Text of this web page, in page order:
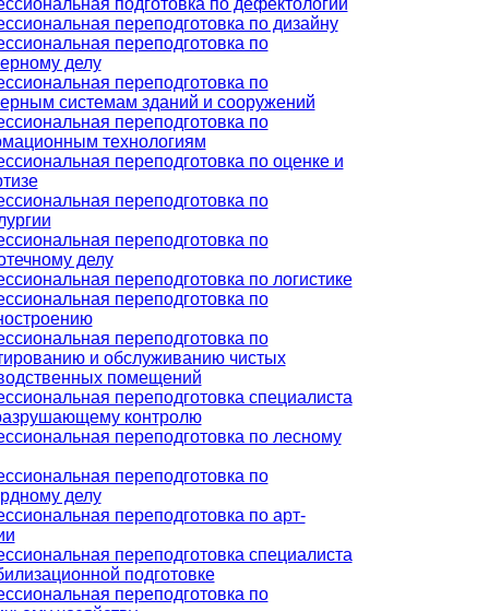
переподготовка по дизайну
переподготовка по
делу
переподготовка по
системам зданий и сооружений
переподготовка по
технологиям
переподготовка по оценке и
переподготовка по
переподготовка по
делу
переподготовка по логистике
переподготовка по
переподготовка по
и обслуживанию чистых
помещений
переподготовка специалиста
контролю
переподготовка по лесному
переподготовка по
делу
переподготовка по арт-
переподготовка специалиста
подготовке
переподготовка по